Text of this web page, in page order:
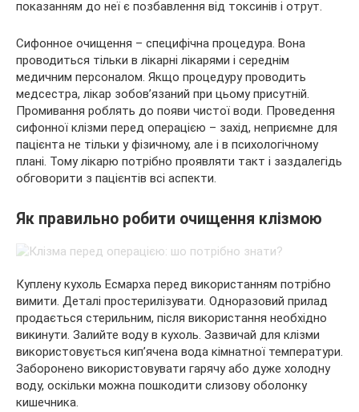
показанням до неї є позбавлення від токсинів і отрут.
Сифонное очищення – специфічна процедура. Вона
проводиться тільки в лікарні лікарями і середнім
медичним персоналом. Якщо процедуру проводить
медсестра, лікар зобов’язаний при цьому присутній.
Промивання роблять до появи чистої води. Проведення
сифонної клізми перед операцією – захід, неприємне для
пацієнта не тільки у фізичному, але і в психологічному
плані. Тому лікарю потрібно проявляти такт і заздалегідь
обговорити з пацієнтів всі аспекти.
Як правильно робити очищення клізмою
Куплену кухоль Есмарха перед використанням потрібно
вимити. Деталі простерилізувати. Одноразовий прилад
продається стерильним, після використання необхідно
викинути. Залийте воду в кухоль. Зазвичай для клізми
використовується кип’ячена вода кімнатної температури.
Заборонено використовувати гарячу або дуже холодну
воду, оскільки можна пошкодити слизову оболонку
кишечника.